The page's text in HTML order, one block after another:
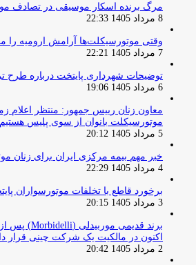
مرگ برنده اسکار موسیقی در تصادف
8 مرداد 1405 22:33
وقتی موتورسیکلت‌ها آرامش ارومیه را
7 مرداد 1405 22:21
توضیحات شهرداری پایتخت درباره طرح
6 مرداد 1405 19:06
معاون زنان رییس جمهور: منتظر اعلام
موتورسیکلت بانوان از سوی پلیس هستیم
5 مرداد 1405 20:12
خبر مهم بیمه مرکزی ایران برای زنان
4 مرداد 1405 22:29
برخورد قاطع با تخلفات موتورسواران
3 مرداد 1405 20:15
اکنون در مالکیت یک شرکت چینی قرار
2 مرداد 1405 20:42